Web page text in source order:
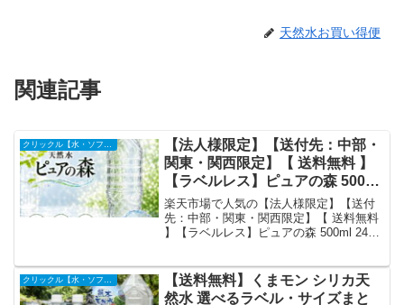
天然水お買い得便
関連記事
クリックル【水・ソフトドリンク】
【法人様限定】【送付先：中部・
関東・関西限定】【 送料無料 】
【ラベルレス】ピュアの森 500ml
24本×20箱（計480本）国産 ミネ
ラルウォーター まとめ買い 事務
所用 防災用 備蓄用 硝酸態窒素 亜
検出限界以下｜価格・送料・ポイ
ント還元まとめ
楽天市場で人気の【法人様限定】【送付
先：中部・関東・関西限定】【 送料無料
】【ラベルレス】ピュアの森 500ml 24本
酸態窒素 亜硝酸態窒素 PFOS PFOA
PFAS 検出限界以下を徹底解説。クリッ
【送料無料】くまモン シリカ天
然水 選べるラベル・サイズまと